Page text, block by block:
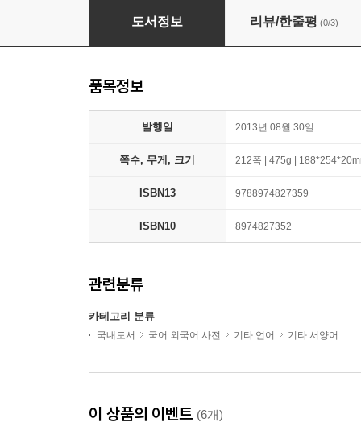
기초 라틴어 문법
도서정보 리뷰/한줄평 (0/3)
품목정보
발행일 2013년 08월 30일
쪽수, 무게, 크기 212쪽 | 475g |
ISBN13 9788974827359
ISBN10 8974827352
관련분류
카테고리 분류
국내도서 국어 외국어 사전 기타 언어 기타 서양어
이 상품의 이벤트 (6개)